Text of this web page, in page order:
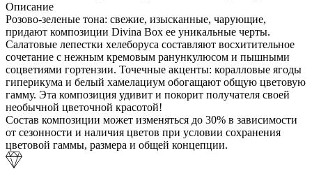
Описание
Розово-зеленые тона: свежие, изысканные, чарующие,
придают композиции Divina Box ее уникальные черты.
Салатовые лепестки хелеборуса составляют восхитительное
сочетание с нежным кремовым ранункулюсом и пышными
соцветиями гортензии. Точечные акценты: коралловые ягоды
гиперикума и белый хамелациум обогащают общую цветовую
гамму. Эта композиция удивит и покорит получателя своей
необычной цветочной красотой!
Состав композиции может изменяться до 30% в зависимости
от сезонности и наличия цветов при условии сохранения
цветовой гаммы, размера и общей концепции.